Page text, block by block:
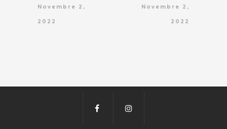
Novembre 2,
2022
Novembre 2,
2022